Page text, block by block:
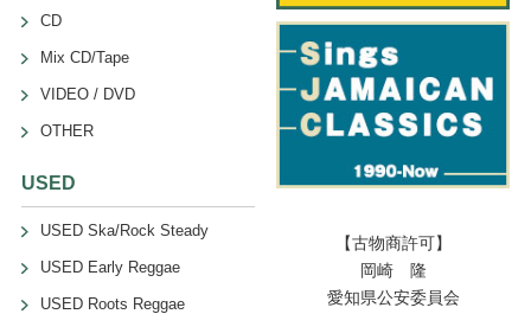
CD
Mix CD/Tape
VIDEO / DVD
OTHER
USED
USED Ska/Rock Steady
USED Early Reggae
USED Roots Reggae
【古物商許可】
岡崎 隆
愛知県公安委員会